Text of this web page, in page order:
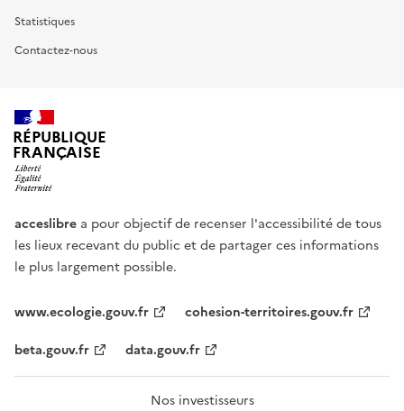
Statistiques
Contactez-nous
RÉPUBLIQUE
FRANÇAISE
acceslibre a pour objectif de recenser l'accessibilité de tous
les lieux recevant du public et de partager ces informations
le plus largement possible.
www.ecologie.gouv.fr
cohesion-territoires.gouv.fr
beta.gouv.fr
data.gouv.fr
Nos investisseurs